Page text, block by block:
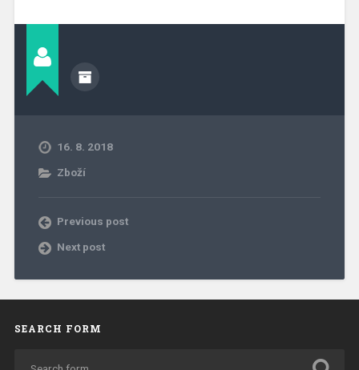
16. 8. 2018
Zboží
Previous post
Next post
SEARCH FORM